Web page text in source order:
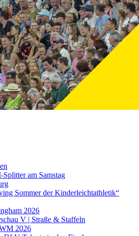
am Samstag
Sommer der Kinderleichtathletik“
2026
V | Straße & Staffeln
2026